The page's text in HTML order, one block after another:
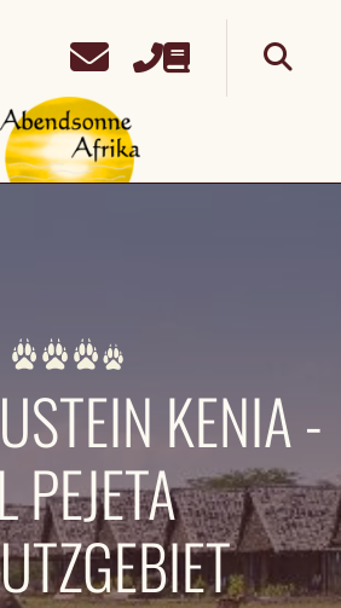
KENIA -
PEJETA